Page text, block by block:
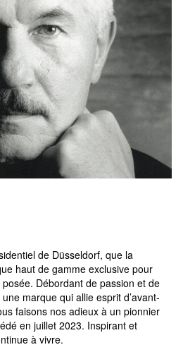
de Düsseldorf, que la
haut de gamme exclusive pour
Débordant de passion et de
marque qui allie esprit d’avant-
faisons nos adieux à un pionnier
en juillet 2023. Inspirant et
à vivre.